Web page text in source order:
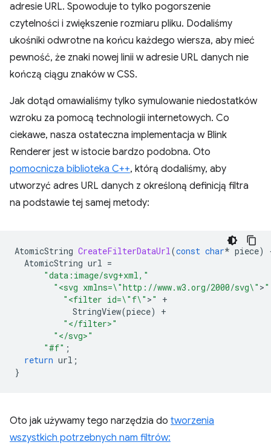
adresie URL. Spowoduje to tylko pogorszenie
czytelności i zwiększenie rozmiaru pliku. Dodaliśmy
ukośniki odwrotne na końcu każdego wiersza, aby mieć
pewność, że znaki nowej linii w adresie URL danych nie
kończą ciągu znaków w CSS.
Jak dotąd omawialiśmy tylko symulowanie niedostatków
wzroku za pomocą technologii internetowych. Co
ciekawe, nasza ostateczna implementacja w Blink
Renderer jest w istocie bardzo podobna. Oto
pomocnicza biblioteka C++, którą dodaliśmy, aby
utworzyć adres URL danych z określoną definicją filtra
na podstawie tej samej metody:
AtomicString CreateFilterDataUrl(const char* piece)
AtomicString url =
"data:image/svg+xml,"
"<svg xmlns=\"http://www.w3.org/2000/svg\" >"
"<filter id=\" f\" >"
+
StringView(piece)
+
"</filter>"
"</svg>"
"#f" ;
return url ;
}
Oto jak używamy tego narzędzia do tworzenia
wszystkich potrzebnych nam filtrów: